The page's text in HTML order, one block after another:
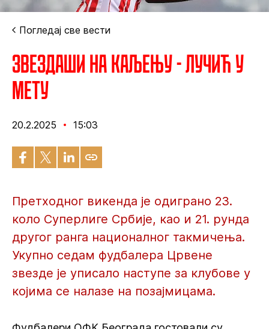
Погледај све вести
Звездаши на каљењу - Лучић у
мету
20.2.2025 15:03
Претходног викенда је одиграно 23.
коло Суперлиге Србије, као и 21. рунда
другог ранга националног такмичења.
Укупно седам фудбалера Црвене
звезде је уписало наступе за клубове у
којима се налазе на позајмицама.